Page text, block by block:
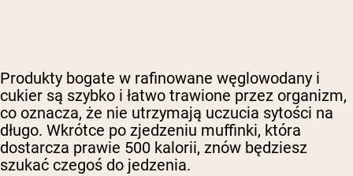
Produkty bogate w rafinowane węglowodany i
cukier są szybko i łatwo trawione przez organizm,
co oznacza, że nie utrzymają uczucia sytości na
długo. Wkrótce po zjedzeniu muffinki, która
dostarcza prawie 500 kalorii, znów będziesz
szukać czegoś do jedzenia.